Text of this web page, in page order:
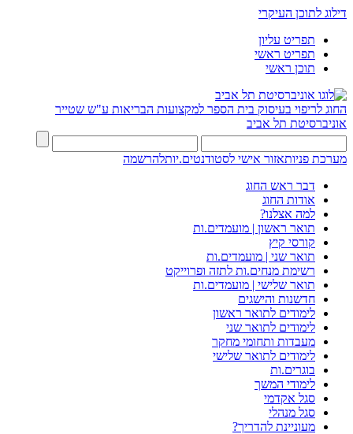
דילוג לתוכן העיקרי
תפריט עליון
תפריט ראשי
תוכן ראשי
החוג לריפוי בעיסוק בית הספר למקצועות הבריאות ע"ש שטייר
אוניברסיטת תל אביב
מערכת פניותאזור אישי לסטודנטים.יותלהרשמה
דבר ראש החוג
אודות החוג
למה אצלנו?
תואר ראשון | מועמדים.ות
קורסי קיץ
תואר שני | מועמדים.ות
רשימת מנחים.ות לתזה ופרוייקט
תואר שלישי | מועמדים.ות
חדשנות והישגים
לימודים לתואר ראשון
לימודים לתואר שני
מעבדות ותחומי מחקר
לימודים לתואר שלישי
בוגרים.ות
לימודי המשך
סגל אקדמי
סגל מנהלי
מעוניינת להדריך?